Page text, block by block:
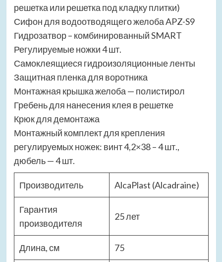
решетка или решетка под кладку плитки)
Сифон для водоотводящего желоба APZ-S9
Гидрозатвор – комбинированный SMART
Регулируемые ножки 4 шт.
Самоклеящиеся гидроизоляционные ленты
Защитная пленка для воротника
Монтажная крышка желоба — полистирол
Гребень для нанесения клея в решетке
Крюк для демонтажа
Монтажный комплект для крепления
регулируемых ножек: винт 4,2×38 – 4 шт.,
дюбель — 4 шт.
Производитель AlcaPlast (Alcadraine)
Гарантия
производителя
25 лет
Длина, см 75